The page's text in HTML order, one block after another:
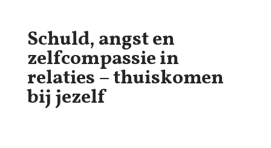
Schuld, angst en
zelfcompassie in
relaties – thuiskomen
bij jezelf